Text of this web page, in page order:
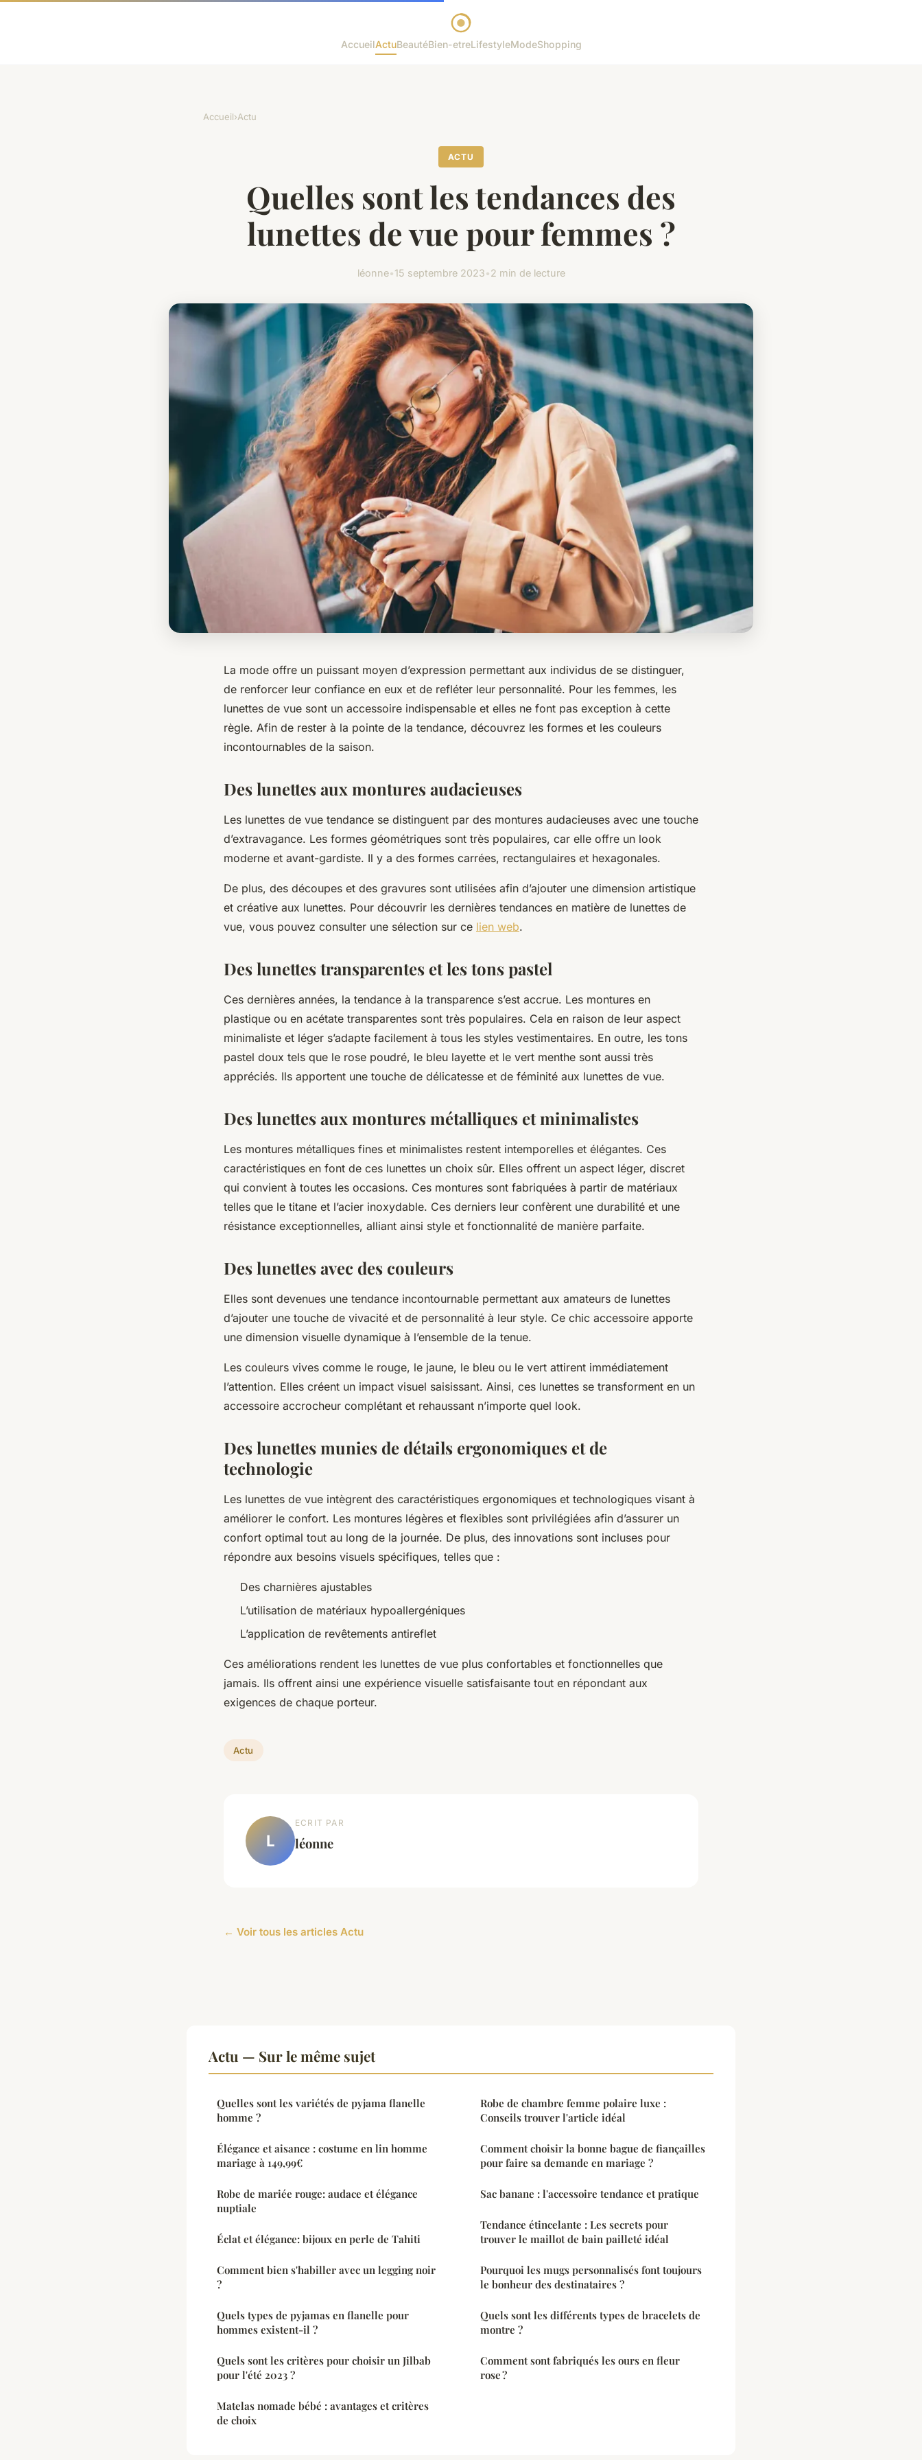
AccueilActuBeautéBien-etreLifestyleModeShopping
Accueil›Actu
ACTU
Quelles sont les tendances des
lunettes de vue pour femmes ?
léonne•15 septembre 2023•2 min de lecture
La mode offre un puissant moyen d’expression permettant aux individus de se distinguer,
de renforcer leur confiance en eux et de refléter leur personnalité. Pour les femmes, les
lunettes de vue sont un accessoire indispensable et elles ne font pas exception à cette
règle. Afin de rester à la pointe de la tendance, découvrez les formes et les couleurs
incontournables de la saison.
Des lunettes aux montures audacieuses
Les lunettes de vue tendance se distinguent par des montures audacieuses avec une touche
d’extravagance. Les formes géométriques sont très populaires, car elle offre un look
moderne et avant-gardiste. Il y a des formes carrées, rectangulaires et hexagonales.
De plus, des découpes et des gravures sont utilisées afin d’ajouter une dimension artistique
et créative aux lunettes. Pour découvrir les dernières tendances en matière de lunettes de
vue, vous pouvez consulter une sélection sur ce lien web.
Des lunettes transparentes et les tons pastel
Ces dernières années, la tendance à la transparence s’est accrue. Les montures en
plastique ou en acétate transparentes sont très populaires. Cela en raison de leur aspect
minimaliste et léger s’adapte facilement à tous les styles vestimentaires. En outre, les tons
pastel doux tels que le rose poudré, le bleu layette et le vert menthe sont aussi très
appréciés. Ils apportent une touche de délicatesse et de féminité aux lunettes de vue.
Des lunettes aux montures métalliques et minimalistes
Les montures métalliques fines et minimalistes restent intemporelles et élégantes. Ces
caractéristiques en font de ces lunettes un choix sûr. Elles offrent un aspect léger, discret
qui convient à toutes les occasions. Ces montures sont fabriquées à partir de matériaux
telles que le titane et l’acier inoxydable. Ces derniers leur confèrent une durabilité et une
résistance exceptionnelles, alliant ainsi style et fonctionnalité de manière parfaite.
Des lunettes avec des couleurs
Elles sont devenues une tendance incontournable permettant aux amateurs de lunettes
d’ajouter une touche de vivacité et de personnalité à leur style. Ce chic accessoire apporte
une dimension visuelle dynamique à l’ensemble de la tenue.
Les couleurs vives comme le rouge, le jaune, le bleu ou le vert attirent immédiatement
l’attention. Elles créent un impact visuel saisissant. Ainsi, ces lunettes se transforment en un
accessoire accrocheur complétant et rehaussant n’importe quel look.
Des lunettes munies de détails ergonomiques et de
technologie
Les lunettes de vue intègrent des caractéristiques ergonomiques et technologiques visant à
améliorer le confort. Les montures légères et flexibles sont privilégiées afin d’assurer un
confort optimal tout au long de la journée. De plus, des innovations sont incluses pour
répondre aux besoins visuels spécifiques, telles que :
Des charnières ajustables
L’utilisation de matériaux hypoallergéniques
L’application de revêtements antireflet
Ces améliorations rendent les lunettes de vue plus confortables et fonctionnelles que
jamais. Ils offrent ainsi une expérience visuelle satisfaisante tout en répondant aux
exigences de chaque porteur.
Actu
L
ECRIT PAR
léonne
← Voir tous les articles Actu
Actu — Sur le même sujet
Quelles sont les variétés de pyjama flanelle
homme ?
Élégance et aisance : costume en lin homme
mariage à 149,99€
Robe de mariée rouge: audace et élégance
nuptiale
Éclat et élégance: bijoux en perle de Tahiti
Comment bien s'habiller avec un legging noir
?
Quels types de pyjamas en flanelle pour
hommes existent-il ?
Quels sont les critères pour choisir un Jilbab
pour l'été 2023 ?
Matelas nomade bébé : avantages et critères
de choix
Robe de chambre femme polaire luxe :
Conseils trouver l'article idéal
Comment choisir la bonne bague de fiançailles
pour faire sa demande en mariage ?
Sac banane : l'accessoire tendance et pratique
Tendance étincelante : Les secrets pour
trouver le maillot de bain pailleté idéal
Pourquoi les mugs personnalisés font toujours
le bonheur des destinataires ?
Quels sont les différents types de bracelets de
montre ?
Comment sont fabriqués les ours en fleur
rose ?